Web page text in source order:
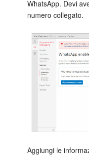
WhatsApp. Devi
numero collegato.
Aggiungi le